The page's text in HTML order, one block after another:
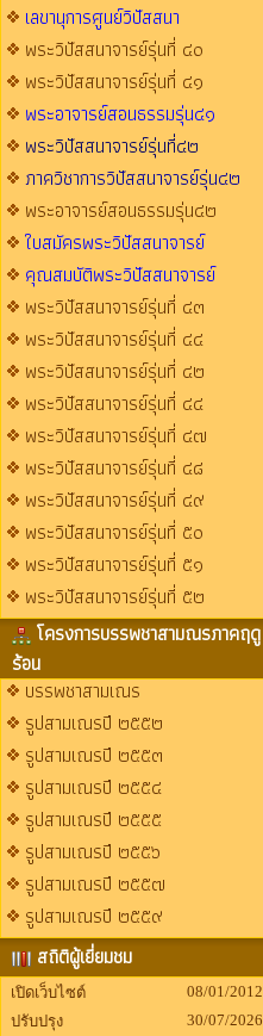
เลขานุการศูนย์วิปัสสนา
พระวิปัสสนาจารย์รุ่นที่ ๔๐
พระวิปัสสนาจารย์รุ่นที่ ๔๑
พระอาจารย์สอนธรรมรุ่น๔๑
พระวิปัสสนาจารย์รุ่นที่๔๒
ภาควิชาการวิปัสสนาจารย์รุ่น๔๒
พระอาจารย์สอนธรรมรุ่น๔๒
ใบสมัครพระวิปัสสนาจารย์
คุณสมบัติพระวิปัสสนาจารย์
พระวิปัสสนาจารย์รุ่นที่ ๔๓
พระวิปัสสนาจารย์รุ่นที่ ๔๔
พระวิปัสสนาจารย์รุ่นที่ ๔๒
พระวิปัสสนาจารย์รุ่นที่ ๔๔
พระวิปัสสนาจารย์รุ่นที่ ๔๗
พระวิปัสสนาจารย์รุ่นที่ ๔๘
พระวิปัสสนาจารย์รุ่นที่ ๔๙
พระวิปัสสนาจารย์รุ่นที่ ๕๐
พระวิปัสสนาจารย์รุ่นที่ ๕๑
พระวิปัสสนาจารย์รุ่นที่ ๕๒
โครงการบรรพชาสามณรภาคฤดู
ร้อน
บรรพชาสามเณร
รูปสามเณรปี ๒๕๕๒
รูปสามเณรปี ๒๕๕๓
รูปสามเณรปี ๒๕๕๔
รูปสามเณรปี ๒๕๕๕
รูปสามเณรปี ๒๕๕๖
รูปสามเณรปี ๒๕๕๗
รูปสามเณรปี ๒๕๕๙
สถิติผู้เยี่ยมชม
เปิดเว็บไซต์
08/01/2012
ปรับปรุง
30/07/2026